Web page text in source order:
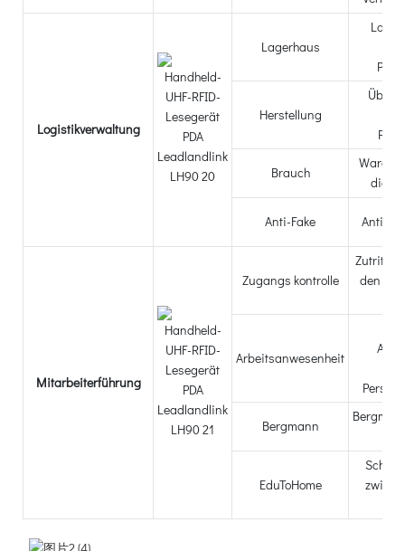
Logistikverwaltung
Lagerhaus
Herstellung
Brauch
die
Anti-Fake Anti-
Mitarbeiterführung
Zugangs kontrolle
den
Arbeitsanwesenheit
Bergmann
EduToHome